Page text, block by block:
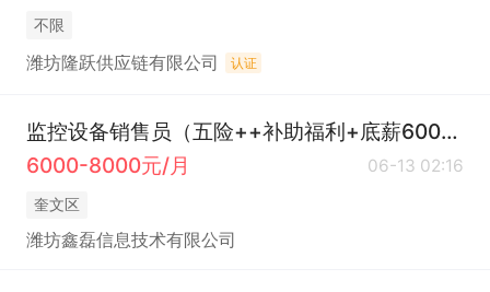
不限
潍坊隆跃供应链有限公司 认证
监控设备销售员（五险++补助福利+底薪6000+）
6000-8000元/月
06-13 02:16
奎文区
潍坊鑫磊信息技术有限公司